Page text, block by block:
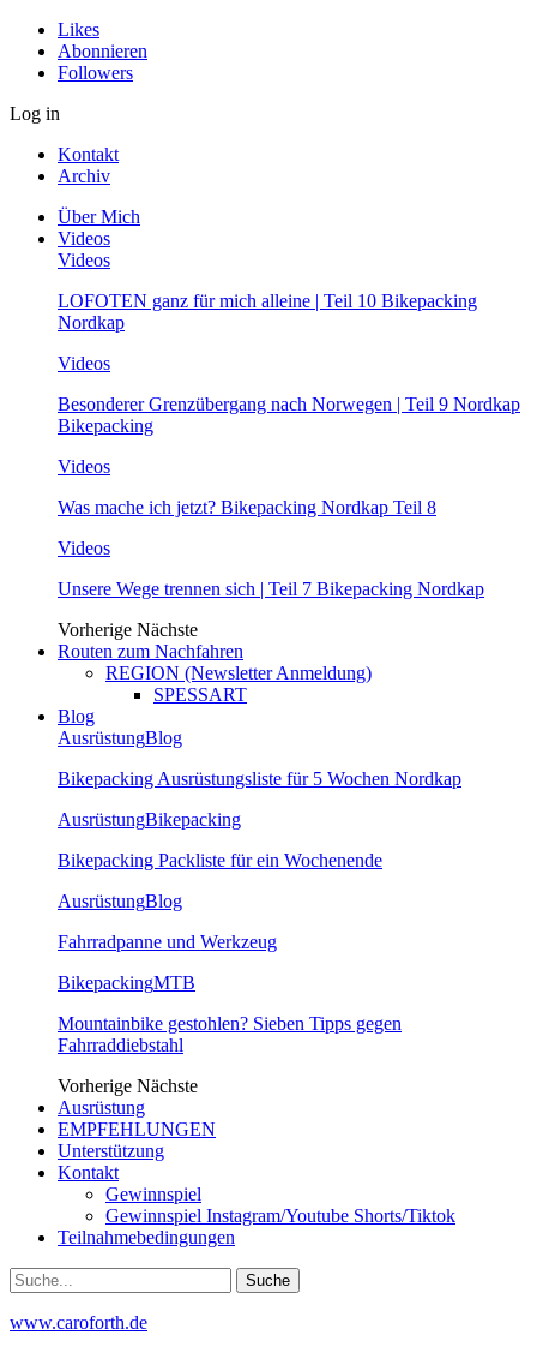
Likes
Abonnieren
Followers
Log in
Kontakt
Archiv
Über Mich
Videos
Videos
LOFOTEN ganz für mich alleine | Teil 10 Bikepacking
Nordkap
Videos
Besonderer Grenzübergang nach Norwegen | Teil 9 Nordkap
Bikepacking
Videos
Was mache ich jetzt? Bikepacking Nordkap Teil 8
Videos
Unsere Wege trennen sich | Teil 7 Bikepacking Nordkap
Vorherige Nächste
Routen zum Nachfahren
REGION (Newsletter Anmeldung)
SPESSART
Blog
AusrüstungBlog
Bikepacking Ausrüstungsliste für 5 Wochen Nordkap
AusrüstungBikepacking
Bikepacking Packliste für ein Wochenende
AusrüstungBlog
Fahrradpanne und Werkzeug
BikepackingMTB
Mountainbike gestohlen? Sieben Tipps gegen
Fahrraddiebstahl
Vorherige Nächste
Ausrüstung
EMPFEHLUNGEN
Unterstützung
Kontakt
Gewinnspiel
Gewinnspiel Instagram/Youtube Shorts/Tiktok
Teilnahmebedingungen
www.caroforth.de